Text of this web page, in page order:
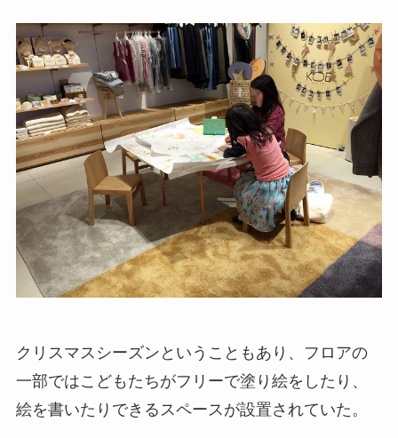
クリスマスシーズンということもあり、フロアの
一部ではこどもたちがフリーで塗り絵をしたり、
絵を書いたりできるスペースが設置されていた。